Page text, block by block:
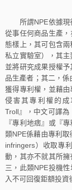
所謂NPE依據現
從事任何商品生產
態樣上，其可包含
私立實驗室），其
並將研究成果授權
品生產者；其二，
獲得專利權，並藉
侵害其專利權的
Troll』，中文可譯為
『專利地痞』或『
類NPE係藉由專利
infringers）收取專
動，其亦不就其所
三，此類NPE投機
入不可回復鉅額投資